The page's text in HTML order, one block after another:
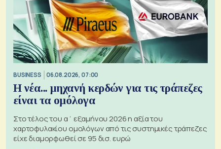
BUSINESS 06.08.2026, 07:00
Η νέα... μηχανή κερδών για τις τράπεζες
είναι τα ομόλογα
Στο τέλος του α΄ εξαμήνου 2026 η αξία του
χαρτοφυλακίου ομολόγων από τις συστημικές τράπεζες
είχε διαμορφωθεί σε 95 δισ. ευρώ